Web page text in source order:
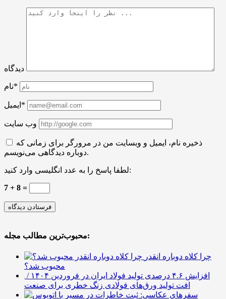
دیدگاه
نام*
ایمیل*
وب سایت
ذخیره نام، ایمیل و وبسایت من در مرورگر برای زمانی که
دوباره دیدگاهی می‌نویسم.
لطفا پاسخ را به عدد انگلیسی وارد کنید:
7 + 8 =
محبوب‌ترین مطالب مجله:
چرا کلاه دوباره انقدر
محبوب شد؟
افزایش ۴.۶ درصدی تولید فولاد ایران در فروردین ۱۴۰۴ /
افت تولید ورق‌های فولادی زنگ خطری برای صنعت